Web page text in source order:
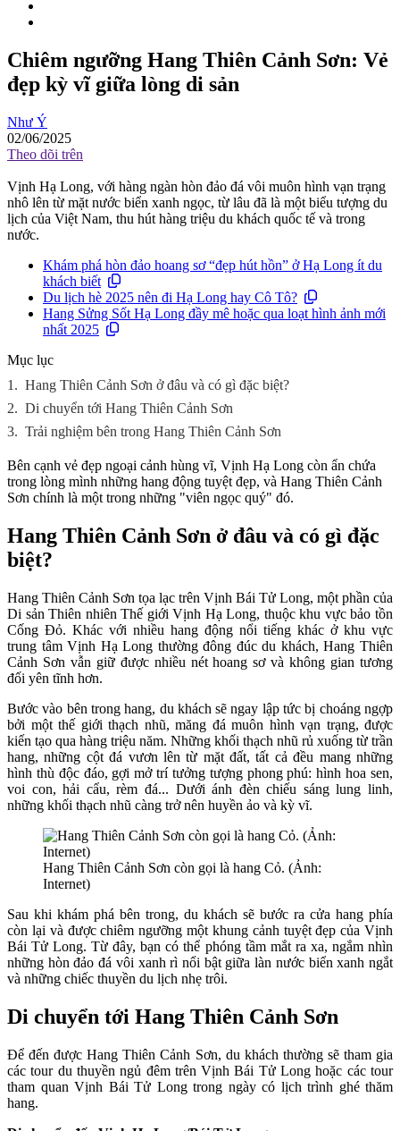
Chiêm ngưỡng Hang Thiên Cảnh Sơn: Vẻ
đẹp kỳ vĩ giữa lòng di sản
Như Ý
02/06/2025
Theo dõi trên
Vịnh Hạ Long, với hàng ngàn hòn đảo đá vôi muôn hình vạn trạng
nhô lên từ mặt nước biển xanh ngọc, từ lâu đã là một biểu tượng du
lịch của Việt Nam, thu hút hàng triệu du khách quốc tế và trong
nước.
Khám phá hòn đảo hoang sơ “đẹp hút hồn” ở Hạ Long ít du
khách biết
Du lịch hè 2025 nên đi Hạ Long hay Cô Tô?
Hang Sửng Sốt Hạ Long đầy mê hoặc qua loạt hình ảnh mới
nhất 2025
Mục lục
1. Hang Thiên Cảnh Sơn ở đâu và có gì đặc biệt?
2. Di chuyển tới Hang Thiên Cảnh Sơn
3. Trải nghiệm bên trong Hang Thiên Cảnh Sơn
Bên cạnh vẻ đẹp ngoại cảnh hùng vĩ, Vịnh Hạ Long còn ẩn chứa
trong lòng mình những hang động tuyệt đẹp, và Hang Thiên Cảnh
Sơn chính là một trong những "viên ngọc quý" đó.
Hang Thiên Cảnh Sơn ở đâu và có gì đặc
biệt?
Hang Thiên Cảnh Sơn tọa lạc trên Vịnh Bái Tử Long, một phần của
Di sản Thiên nhiên Thế giới Vịnh Hạ Long, thuộc khu vực bảo tồn
Cống Đỏ. Khác với nhiều hang động nổi tiếng khác ở khu vực
trung tâm Vịnh Hạ Long thường đông đúc du khách, Hang Thiên
Cảnh Sơn vẫn giữ được nhiều nét hoang sơ và không gian tương
đối yên tĩnh hơn.
Bước vào bên trong hang, du khách sẽ ngay lập tức bị choáng ngợp
bởi một thế giới thạch nhũ, măng đá muôn hình vạn trạng, được
kiến tạo qua hàng triệu năm. Những khối thạch nhũ rủ xuống từ trần
hang, những cột đá vươn lên từ mặt đất, tất cả đều mang những
hình thù độc đáo, gợi mở trí tưởng tượng phong phú: hình hoa sen,
voi con, hải cẩu, rèm đá... Dưới ánh đèn chiếu sáng lung linh,
những khối thạch nhũ càng trở nên huyền ảo và kỳ vĩ.
Hang Thiên Cảnh Sơn còn gọi là hang Cỏ. (Ảnh:
Internet)
Sau khi khám phá bên trong, du khách sẽ bước ra cửa hang phía
còn lại và được chiêm ngưỡng một khung cảnh tuyệt đẹp của Vịnh
Bái Tử Long. Từ đây, bạn có thể phóng tầm mắt ra xa, ngắm nhìn
những hòn đảo đá vôi xanh rì nổi bật giữa làn nước biển xanh ngắt
và những chiếc thuyền du lịch nhẹ trôi.
Di chuyển tới Hang Thiên Cảnh Sơn
Để đến được Hang Thiên Cảnh Sơn, du khách thường sẽ tham gia
các tour du thuyền ngủ đêm trên Vịnh Bái Tử Long hoặc các tour
tham quan Vịnh Bái Tử Long trong ngày có lịch trình ghé thăm
hang.